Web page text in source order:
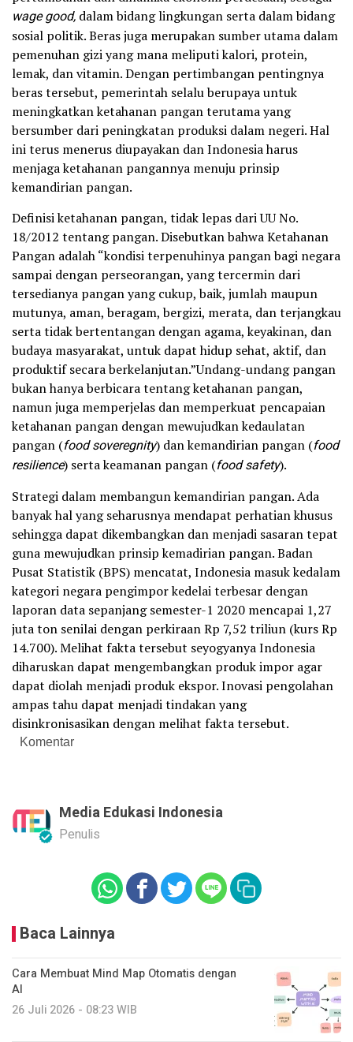
wage good, dalam bidang lingkungan serta dalam bidang
sosial politik. Beras juga merupakan sumber utama dalam
pemenuhan gizi yang mana meliputi kalori, protein,
lemak, dan vitamin. Dengan pertimbangan pentingnya
beras tersebut, pemerintah selalu berupaya untuk
meningkatkan ketahanan pangan terutama yang
bersumber dari peningkatan produksi dalam negeri. Hal
ini terus menerus diupayakan dan Indonesia harus
menjaga ketahanan pangannya menuju prinsip
kemandirian pangan.
Definisi ketahanan pangan, tidak lepas dari UU No.
18/2012 tentang pangan. Disebutkan bahwa Ketahanan
Pangan adalah “kondisi terpenuhinya pangan bagi negara
sampai dengan perseorangan, yang tercermin dari
tersedianya pangan yang cukup, baik, jumlah maupun
mutunya, aman, beragam, bergizi, merata, dan terjangkau
serta tidak bertentangan dengan agama, keyakinan, dan
budaya masyarakat, untuk dapat hidup sehat, aktif, dan
produktif secara berkelanjutan.”Undang-undang pangan
bukan hanya berbicara tentang ketahanan pangan,
namun juga memperjelas dan memperkuat pencapaian
ketahanan pangan dengan mewujudkan kedaulatan
pangan (food soveregnity) dan kemandirian pangan (food
resilience) serta keamanan pangan (food safety).
Strategi dalam membangun kemandirian pangan. Ada
banyak hal yang seharusnya mendapat perhatian khusus
sehingga dapat dikembangkan dan menjadi sasaran tepat
guna mewujudkan prinsip kemadirian pangan. Badan
Pusat Statistik (BPS) mencatat, Indonesia masuk kedalam
kategori negara pengimpor kedelai terbesar dengan
laporan data sepanjang semester-1 2020 mencapai 1,27
juta ton senilai dengan perkiraan Rp 7,52 triliun (kurs Rp
14.700). Melihat fakta tersebut seyogyanya Indonesia
diharuskan dapat mengembangkan produk impor agar
dapat diolah menjadi produk ekspor. Inovasi pengolahan
ampas tahu dapat menjadi tindakan yang
disinkronisasikan dengan melihat fakta tersebut.
Komentar
Media Edukasi Indonesia
Penulis
Baca Lainnya
Cara Membuat Mind Map Otomatis dengan
AI
26 Juli 2026 - 08:23 WIB